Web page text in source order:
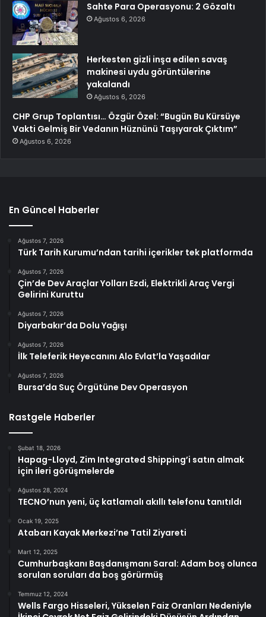
Sahte Para Operasyonu: 2 Gözaltı
Ağustos 6, 2026
Herkesten gizli inşa edilen savaş
makinesi uydu görüntülerine
yakalandı
Ağustos 6, 2026
CHP Grup Toplantısı… Özgür Özel: “Bugün Bu Kürsüye
Vakti Gelmiş Bir Vedanın Hüznünü Taşıyarak Çıktım”
Ağustos 6, 2026
En Güncel Haberler
Ağustos 7, 2026
Türk Tarih Kurumu’ndan tarihi içerikler tek platformda
Ağustos 7, 2026
Çin’de Dev Araçlar Yolları Ezdi, Elektrikli Araç Vergi
Gelirini Kuruttu
Ağustos 7, 2026
Diyarbakır’da Dolu Yağışı
Ağustos 7, 2026
İlk Teleferik Heyecanını Alo Evlat’la Yaşadılar
Ağustos 7, 2026
Bursa’da Suç Örgütüne Dev Operasyon
Rastgele Haberler
Şubat 18, 2026
Hapag-Lloyd, Zim Integrated Shipping’i satın almak
için ileri görüşmelerde
Ağustos 28, 2024
TECNO’nun yeni, üç katlamalı akıllı telefonu tanıtıldı
Ocak 19, 2025
Atabarı Kayak Merkezi’ne Tatil Ziyareti
Mart 12, 2025
Cumhurbaşkanı Başdanışmanı Saral: Adam boş olunca
sorulan soruları da boş görürmüş
Temmuz 12, 2024
Wells Fargo Hisseleri, Yükselen Faiz Oranları Nedeniyle